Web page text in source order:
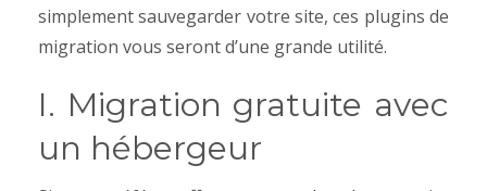
simplement sauvegarder votre site, ces plugins de
migration vous seront d’une grande utilité.
I. Migration gratuite avec
un hébergeur